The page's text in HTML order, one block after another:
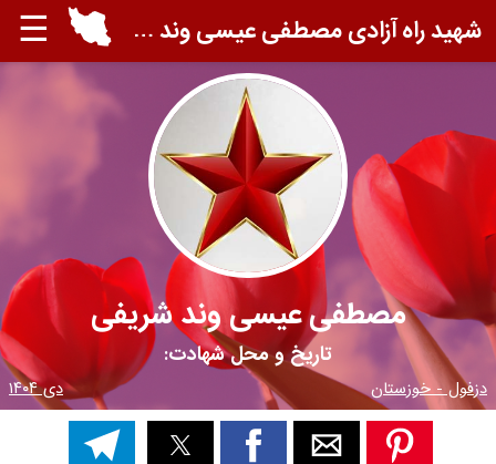
☰ شهید راه آزادی مصطفی عیسی وند شریفی
مصطفی عیسی وند شریفی
تاریخ و محل شهادت:
دزفول - خوزستان دی ۱۴۰۴